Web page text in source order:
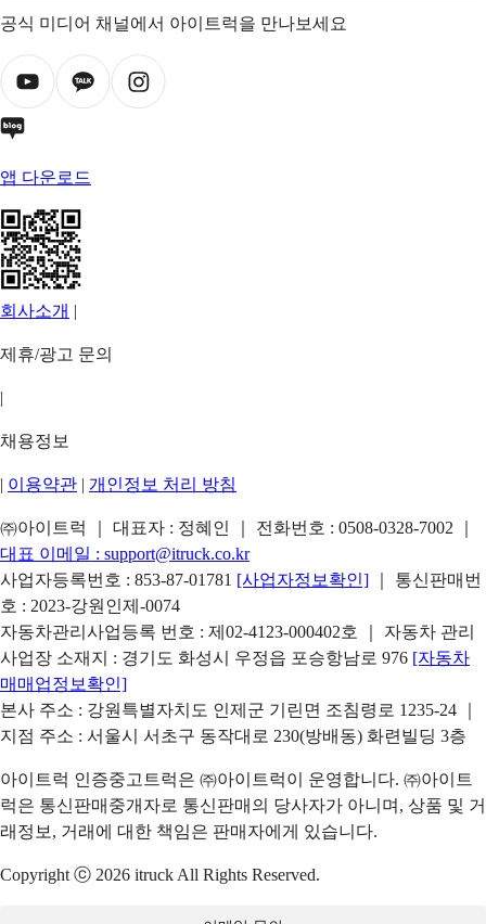
공식 미디어 채널에서 아이트럭을 만나보세요
앱 다운로드
회사소개 |
제휴/광고 문의
|
채용정보
| 이용약관 | 개인정보 처리 방침
㈜아이트럭 ｜ 대표자 : 정혜인 ｜ 전화번호 : 0508-0328-7002
대표 이메일 : support@itruck.co.kr
사업자등록번호 : 853-87-01781 [사업자정보확인]
｜ 통신판매번
호 : 2023-강원인제-0074
자동차관리사업등록 번호 : 제02-4123-000402호 ｜ 자동차 관리
사업장 소재지 : 경기도 화성시 우정읍 포승항남로 976 [자동차
매매업정보확인]
본사 주소 : 강원특별자치도 인제군 기린면 조침령로 1235-24 ｜
지점 주소 : 서울시 서초구 동작대로 230(방배동) 화련빌딩 3층
아이트럭 인증중고트럭은 ㈜아이트럭이 운영합니다. ㈜아이트
럭은 통신판매중개자로 통신판매의 당사자가 아니며, 상품 및 거
래정보, 거래에 대한 책임은 판매자에게 있습니다.
Copyright ⓒ 2026 itruck All Rights Reserved.